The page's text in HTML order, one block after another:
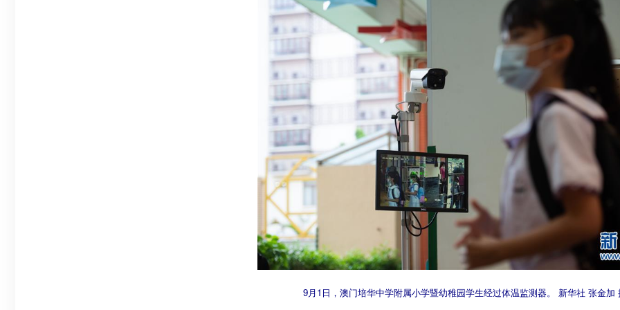
9月1日，澳门培华中学附属小学暨幼稚园学生经过体温监测器。 新华社 张金加